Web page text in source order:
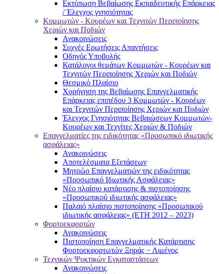
Εκτύπωση Βεβαίωσης Εκπαιδευτικής Επάρκειας
/ Έλεγχος γνησιότητας
Κομμωτών - Κουρέων και Τεχνιτών Περιποίησης
Χεριών και Ποδιών
Ανακοινώσεις
Συχνές Ερωτήσεις Απαντήσεις
Οδηγός Υποβολής
Κατάλογοι θεμάτων Κομμωτών - Κουρέων και
Τεχνιτών Περιποίησης Χεριών και Ποδιών
Θεσμικό Πλαίσιο
Χορήγηση της Βεβαίωσης Επαγγελματικής
Επάρκειας επιπέδου 3 Κομμωτών - Κουρέων
και Τεχνιτών Περιποίησης Χεριών και Ποδιών
Έλεγχος Γνησιότητας Βεβαιώσεων Κομμωτών-
Κουρέων και Τεχνίτες Χεριών & Ποδιών
Επαγγελματίες της ειδικότητας «Προσωπικό ιδιωτικής
ασφάλειας»
Ανακοινώσεις
Αποτελέσματα Εξετάσεων
Μητρώο Επαγγελματιών της ειδικότητας
«Προσωπικό Ιδιωτικής Ασφάλειας»
Νέο πλαίσιο κατάρτισης & πιστοποίησης
«Προσωπικού ιδιωτικής ασφάλειας»
Παλαιό πλαίσιο πιστοποίησης «Προσωπικού
ιδιωτικής ασφάλειας» (ΕΤΗ 2012 – 2023)
Φορτοεκφορτών
Ανακοινώσεις
Πιστοποίηση Επαγγελματικής Κατάρτισης
Φορτοεκφορτωτών Ξηράς − Λιμένος
Τεχνικών Ψυκτικών Εγκαταστάσεων
Ανακοινώσεις